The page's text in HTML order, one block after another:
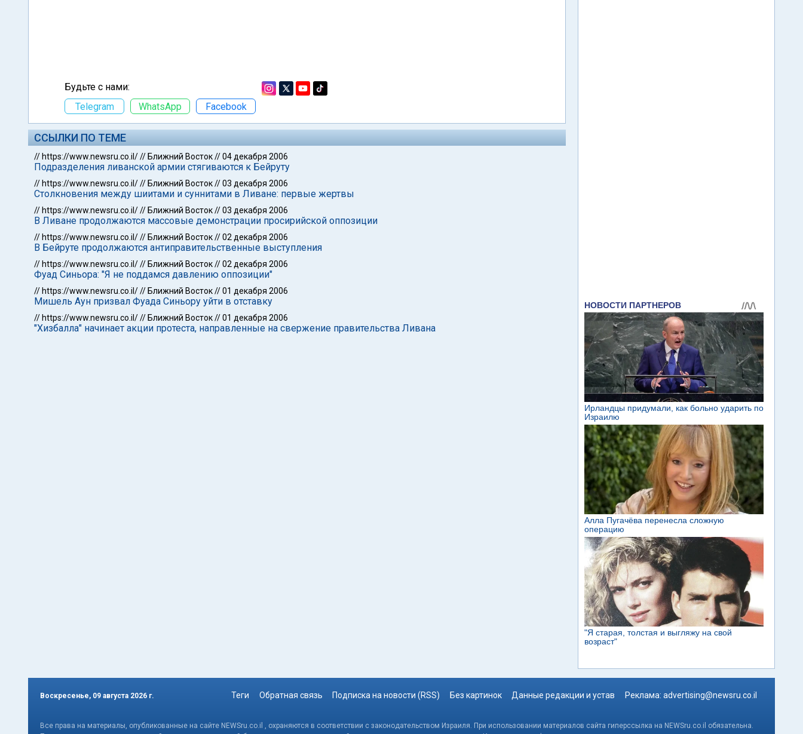
Будьте с нами:
Telegram
WhatsApp Facebook
ССЫЛКИ ПО ТЕМЕ
// https://www.newsru.co.il/// Ближний Восток//04 декабря 2006
Подразделения ливанской армии стягиваются к Бейруту
// https://www.newsru.co.il/// Ближний Восток//03 декабря 2006
Столкновения между шиитами и суннитами в Ливане: первые жертвы
// https://www.newsru.co.il/// Ближний Восток//03 декабря 2006
В Ливане продолжаются массовые демонстрации просирийской оппозиции
// https://www.newsru.co.il/// Ближний Восток//02 декабря 2006
В Бейруте продолжаются антиправительственные выступления
// https://www.newsru.co.il/// Ближний Восток//02 декабря 2006
Фуад Синьора: "Я не поддамся давлению оппозиции"
// https://www.newsru.co.il/// Ближний Восток//01 декабря 2006
Мишель Аун призвал Фуада Синьору уйти в отставку
// https://www.newsru.co.il/// Ближний Восток//01 декабря 2006
"Хизбалла" начинает акции протеста, направленные на свержение правительства Ливана
Воскресенье, 09 августа 2026 г. Теги Обратная связь Подписка на новости (RSS) Без картинок Данные редакции и устав Реклама: advertising@newsru.co.il
Все права на материалы, опубликованные на сайте NEWSru.co.il , охраняются в соответствии с законодательством Израиля. При использовании материалов сайта гиперссылка на NEWSru.co.il обязательна.